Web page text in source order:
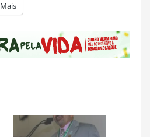
Mais